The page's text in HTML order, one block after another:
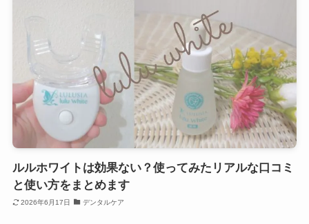
ルルホワイトは効果ない？使ってみたリアルな口コミ
と使い方をまとめます
2026年6月17日 デンタルケア